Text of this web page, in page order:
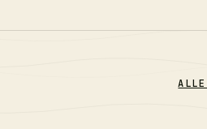
ALLE